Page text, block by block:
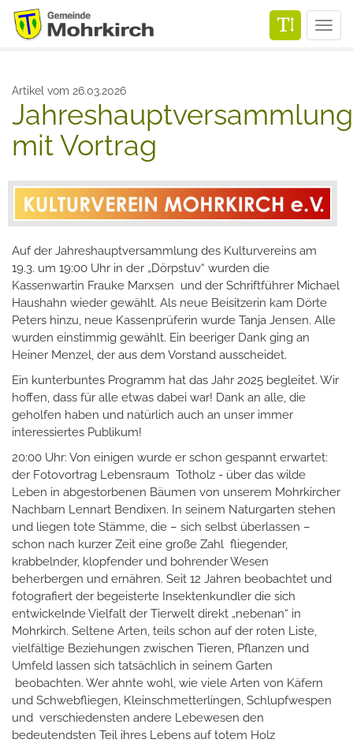
Artikel vom 26.03.2026
Jahreshauptversammlung
mit Vortrag
Auf der Jahreshauptversammlung des Kulturvereins am
19.3. um 19:00 Uhr in der „Dörpstuv“ wurden die
Kassenwartin Frauke Marxsen und der Schriftführer Michael
Haushahn wieder gewählt. Als neue Beisitzerin kam Dörte
Peters hinzu, neue Kassenprüferin wurde Tanja Jensen. Alle
wurden einstimmig gewählt. Ein beeriger Dank ging an
Heiner Menzel, der aus dem Vorstand ausscheidet.
Ein kunterbuntes Programm hat das Jahr 2025 begleitet. Wir
hoffen, dass für alle etwas dabei war! Dank an alle, die
geholfen haben und natürlich auch an unser immer
interessiertes Publikum!
20:00 Uhr: Von einigen wurde er schon gespannt erwartet:
der Fotovortrag Lebensraum Totholz - über das wilde
Leben in abgestorbenen Bäumen von unserem Mohrkircher
Nachbarn Lennart Bendixen. In seinem Naturgarten stehen
und liegen tote Stämme, die – sich selbst überlassen –
schon nach kurzer Zeit eine große Zahl fliegender,
krabbelnder, klopfender und bohrender Wesen
beherbergen und ernähren. Seit 12 Jahren beobachtet und
fotografiert der begeisterte Insektenkundler die sich
entwickelnde Vielfalt der Tierwelt direkt „nebenan“ in
Mohrkirch. Seltene Arten, teils schon auf der roten Liste,
vielfältige Beziehungen zwischen Tieren, Pflanzen und
Umfeld lassen sich tatsächlich in seinem Garten
beobachten. Wer ahnte wohl, wie viele Arten von Käfern
und Schwebfliegen, Kleinschmetterlingen, Schlupfwespen
und verschiedensten andere Lebewesen den
bedeutendsten Teil ihres Lebens auf totem Holz